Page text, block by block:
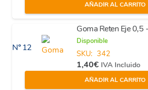
AÑADIR AL CARRITO
Nº 12
Goma Reten Eje 0,5
Disponible
SKU: 342
1,40€ IVA Incluido
AÑADIR AL CARRITO